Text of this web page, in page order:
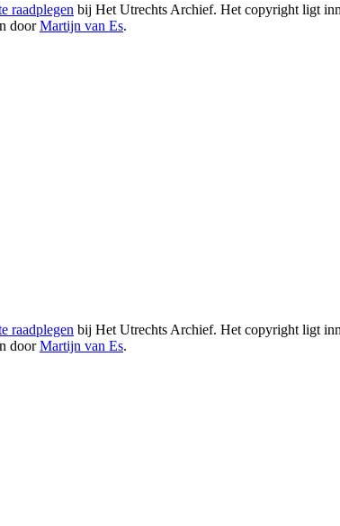
raadplegen bij Het Utrechts Archief. Het copyright ligt
doorMartijn van Es.
raadplegen bij Het Utrechts Archief. Het copyright ligt
doorMartijn van Es.